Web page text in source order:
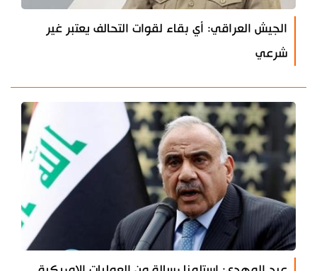
الجيش العراقي: أي بقاء لقوات التحالف يعتبر غير
شرعي